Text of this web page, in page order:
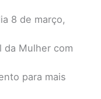
8 de março,
da Mulher com
para mais